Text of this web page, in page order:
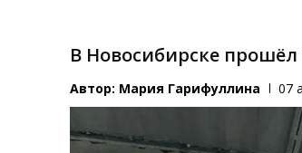
В Новосибирске
Автор: Мария Гарифуллина 07